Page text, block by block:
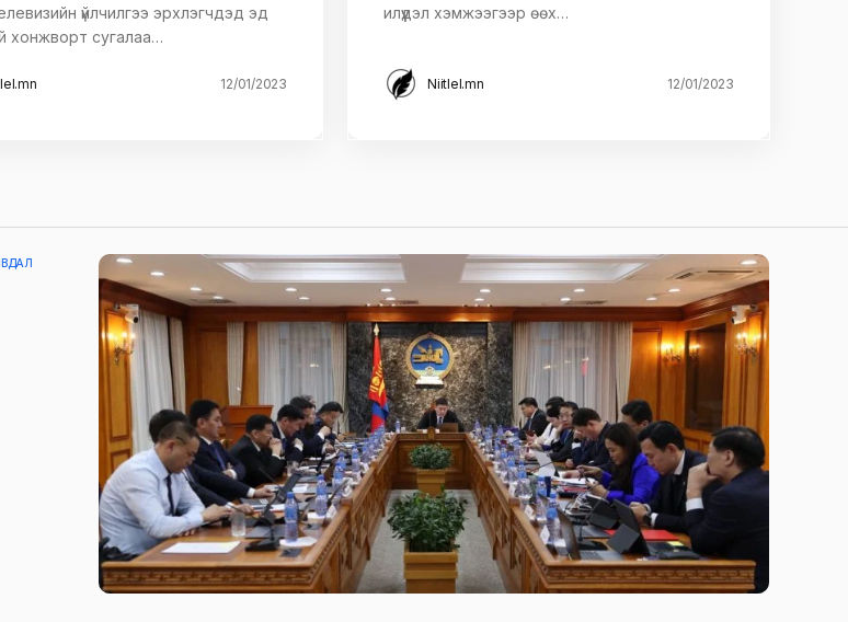
үйлчилгээ эрхлэгчдэд эд
хонжворт сугалаа…
12/01/2023
илүүдэл хэмжээгээр өөх…
Niitlel.mn 12/01/2023